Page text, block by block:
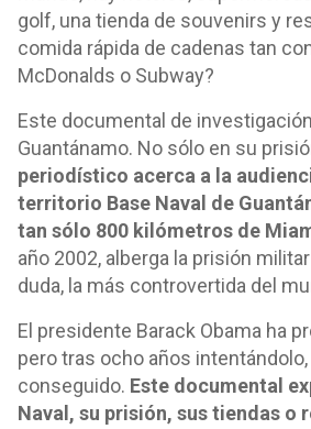
golf, una tienda de souvenirs y
comida rápida de cadenas tan
McDonalds o Subway?
Este documental de
Guantánamo. No sólo en su
periodístico acerca a la
territorio Base Naval de
tan sólo 800 kilómetros de
año 2002, alberga la prisión
duda, la más controvertida del
El presidente Barack Obama ha
pero tras ocho años intentándolo,
conseguido. Este documental
Naval, su prisión, sus tiendas o